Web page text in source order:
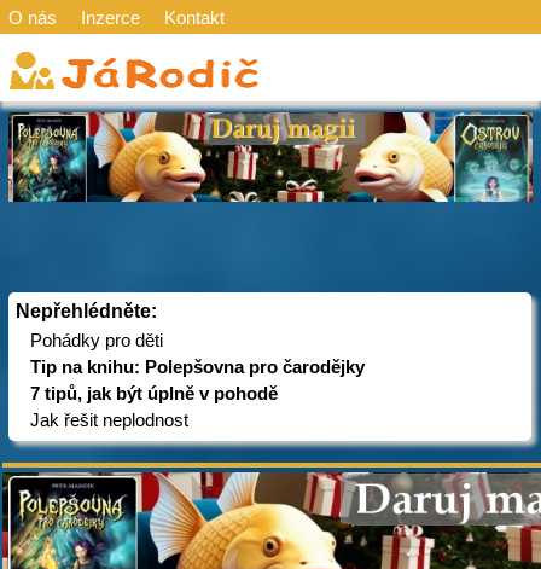
O nás Inzerce Kontakt
Nepřehlédněte:
Pohádky pro děti
Tip na knihu: Polepšovna pro čarodějky
7 tipů, jak být úplně v pohodě
Jak řešit neplodnost